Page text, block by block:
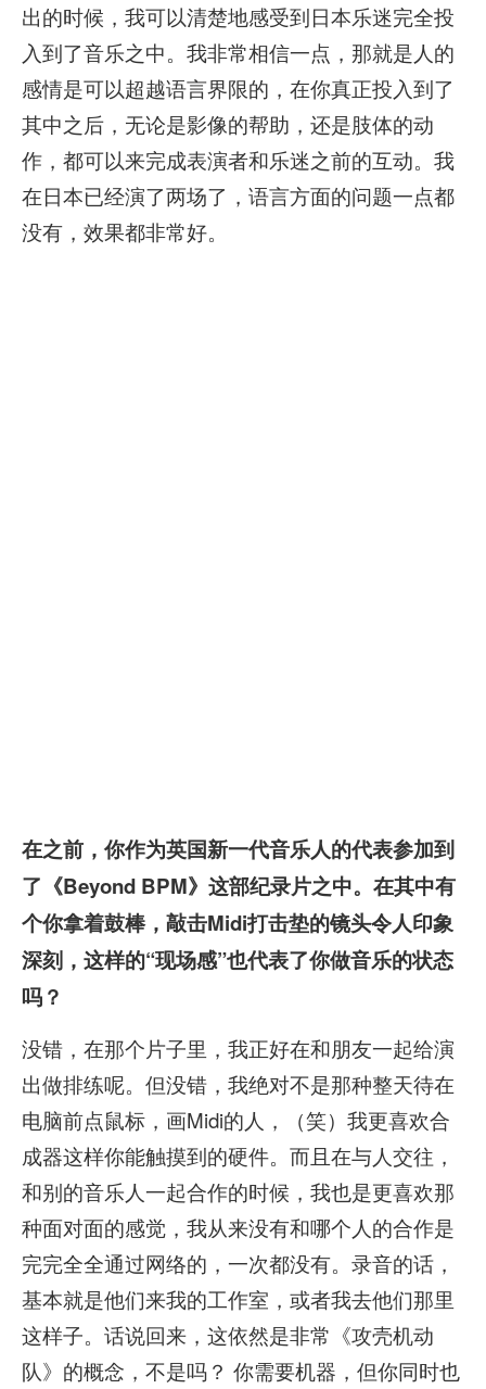
出的时候，我可以清楚地感受到日本乐迷完全投
入到了音乐之中。我非常相信一点，那就是人的
感情是可以超越语言界限的，在你真正投入到了
其中之后，无论是影像的帮助，还是肢体的动
作，都可以来完成表演者和乐迷之前的互动。我
在日本已经演了两场了，语言方面的问题一点都
没有，效果都非常好。
在之前，你作为英国新一代音乐人的代表参加到
了《Beyond BPM》这部纪录片之中。在其中有
个你拿着鼓棒，敲击Midi打击垫的镜头令人印象
深刻，这样的“现场感”也代表了你做音乐的状态
吗？
没错，在那个片子里，我正好在和朋友一起给演
出做排练呢。但没错，我绝对不是那种整天待在
电脑前点鼠标，画Midi的人，（笑）我更喜欢合
成器这样你能触摸到的硬件。而且在与人交往，
和别的音乐人一起合作的时候，我也是更喜欢那
种面对面的感觉，我从来没有和哪个人的合作是
完完全全通过网络的，一次都没有。录音的话，
基本就是他们来我的工作室，或者我去他们那里
这样子。话说回来，这依然是非常《攻壳机动
队》的概念，不是吗？ 你需要机器，但你同时也